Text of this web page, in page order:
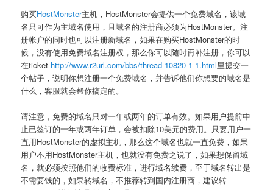
购买HostMonster主机，HostMonster会提供一个免费域名，该域
名只可作为主域名使用，且域名的注册商必须为HostMonster。注
册帐户的同时也可以注册新域名，如果在购买HostMonster的时
候，没有使用免费域名注册权，那么你可以随时再补注册，你可以
在ticket http://www.r2url.com/bbs/thread-10820-1-1.html里提交一
个帖子，说明你想注册一个免费域名，并告诉他们你想要的域名是
什么，客服就会帮你搞定的。
请注意，免费的域名只对一年或两年的订单有效。如果用户提前中
止已签订的一年或两年订单，会被扣除10美元的费用。只要用户一
直用HostMonster的虚拟主机，那么这个域名也就一直免费，如果
用户不用HostMonster主机，也就没有免费之说了，如果想保留域
名，就必须按照他们的收费标准，进行域名续费，至于域名转出是
不需要钱的，如果转域名，不推荐转到国内注册商，建议转